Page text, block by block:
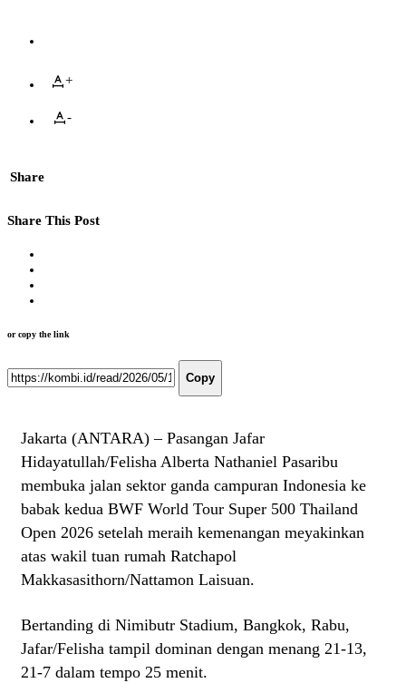
+
-
Share
Share This Post
or copy the link
Copy
Jakarta (ANTARA) – Pasangan Jafar
Hidayatullah/Felisha Alberta Nathaniel Pasaribu
membuka jalan sektor ganda campuran Indonesia ke
babak kedua BWF World Tour Super 500 Thailand
Open 2026 setelah meraih kemenangan meyakinkan
atas wakil tuan rumah Ratchapol
Makkasasithorn/Nattamon Laisuan.
Bertanding di Nimibutr Stadium, Bangkok, Rabu,
Jafar/Felisha tampil dominan dengan menang 21-13,
21-7 dalam tempo 25 menit.